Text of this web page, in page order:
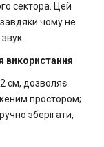
сектора. Цей
чому не
використання
см, дозволяє
простором;
зберігати,